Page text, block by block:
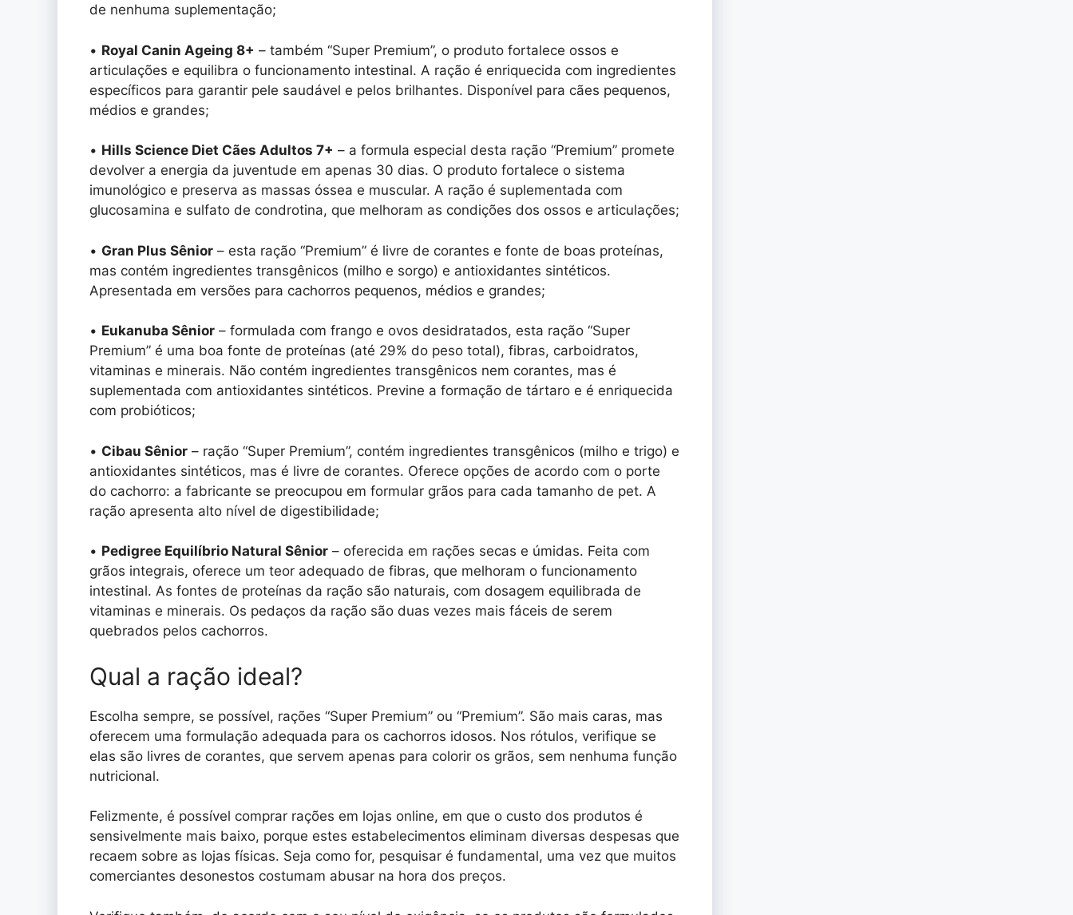
de nenhuma suplementação;
• Royal Canin Ageing 8+ – também “Super Premium”, o produto fortalece ossos e
articulações e equilibra o funcionamento intestinal. A ração é enriquecida com ingredientes
específicos para garantir pele saudável e pelos brilhantes. Disponível para cães pequenos,
médios e grandes;
• Hills Science Diet Cães Adultos 7+ – a formula especial desta ração “Premium” promete
devolver a energia da juventude em apenas 30 dias. O produto fortalece o sistema
imunológico e preserva as massas óssea e muscular. A ração é suplementada com
glucosamina e sulfato de condrotina, que melhoram as condições dos ossos e articulações;
• Gran Plus Sênior – esta ração “Premium” é livre de corantes e fonte de boas proteínas,
mas contém ingredientes transgênicos (milho e sorgo) e antioxidantes sintéticos.
Apresentada em versões para cachorros pequenos, médios e grandes;
• Eukanuba Sênior – formulada com frango e ovos desidratados, esta ração “Super
Premium” é uma boa fonte de proteínas (até 29% do peso total), fibras, carboidratos,
vitaminas e minerais. Não contém ingredientes transgênicos nem corantes, mas é
suplementada com antioxidantes sintéticos. Previne a formação de tártaro e é enriquecida
com probióticos;
• Cibau Sênior – ração “Super Premium”, contém ingredientes transgênicos (milho e trigo) e
antioxidantes sintéticos, mas é livre de corantes. Oferece opções de acordo com o porte
do cachorro: a fabricante se preocupou em formular grãos para cada tamanho de pet. A
ração apresenta alto nível de digestibilidade;
• Pedigree Equilíbrio Natural Sênior – oferecida em rações secas e úmidas. Feita com
grãos integrais, oferece um teor adequado de fibras, que melhoram o funcionamento
intestinal. As fontes de proteínas da ração são naturais, com dosagem equilibrada de
vitaminas e minerais. Os pedaços da ração são duas vezes mais fáceis de serem
quebrados pelos cachorros.
Qual a ração ideal?
Escolha sempre, se possível, rações “Super Premium” ou “Premium”. São mais caras, mas
oferecem uma formulação adequada para os cachorros idosos. Nos rótulos, verifique se
elas são livres de corantes, que servem apenas para colorir os grãos, sem nenhuma função
nutricional.
Felizmente, é possível comprar rações em lojas online, em que o custo dos produtos é
sensivelmente mais baixo, porque estes estabelecimentos eliminam diversas despesas que
recaem sobre as lojas físicas. Seja como for, pesquisar é fundamental, uma vez que muitos
comerciantes desonestos costumam abusar na hora dos preços.